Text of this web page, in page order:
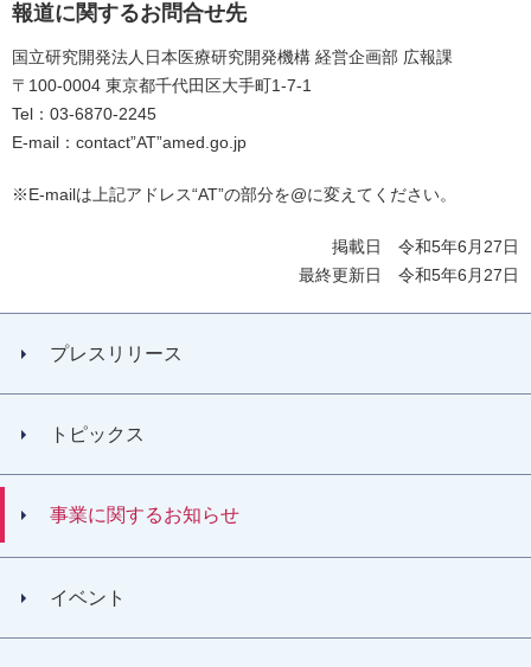
報道に関するお問合せ先
国立研究開発法人日本医療研究開発機構 経営企画部 広報課
〒100-0004 東京都千代田区大手町1-7-1
Tel：03-6870-2245
E-mail：contact”AT”amed.go.jp
※E-mailは上記アドレス“AT”の部分を@に変えてください。
掲載日 令和5年6月27日
最終更新日 令和5年6月27日
プレスリリース
トピックス
事業に関するお知らせ
イベント